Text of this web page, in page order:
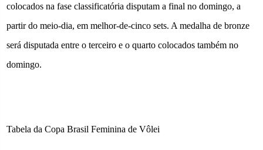
colocados na fase classificatória disputam a final no domingo, a
partir do meio-dia, em melhor-de-cinco sets. A medalha de bronze
será disputada entre o terceiro e o quarto colocados também no
domingo.
Tabela da Copa Brasil Feminina de Vôlei